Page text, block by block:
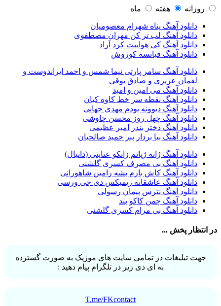
مسعود صادقلو42
مهدی جهانی39
احمد سعیدی39
امین فیاض39
حامد همایون38
بهنام صفوی
شادمهر عقیلی37
پیوند36
راغب36
رضا شیری36
علی زند وکیلی35
علی عباسی33
علی زارعی33
علی ارشدی33
سینا شعبانخانی
سیامک عباسی32
حمید هیراد32
شهرام شکوهی32
امین رستمی31
احمد صفایی31
یاسر محمودی31
امو بند31
سینا سرلک
مجید رضوی
یاس29
روزانه هفته ماه
دانلود آهنگ پناه شهرام معصومیان
دانلود آهنگ لب تر کن مهران مصطفوی
دانلود آهنگ کی هواییت کرد آراد
دانلود آهنگ فیانسه کوروش
دانلود آهنگ سامر پارتی نیما شمس و احمد ایراندوست و
لقمان عزیزی و صادق بوقی
دانلود آهنگ می امین و امید
دانلود آهنگ نقطه سر خط کاوه کیان
دانلود آهنگ دیوونه بودم مهدی جهانی
دانلود آهنگ چهل روز محسن چاوشی
دانلود آهنگ دختر بندر امیر عظیمی
دانلود آهنگ بیا بردار ببر حمید صالحیان
دانلود آهنگ ژانه ژیانم زانکو عنایتی (دانیال)
دانلود آهنگ بی مصرف کسری گلشنی
دانلود آهنگ کاش بازم بشه رامین شاهورانی
دانلود آهنگ عاشقانه ریمیکس دی جی ورسی
دانلود آهنگ نترس پیمان رسولی
دانلود آهنگ چمن کاکو بند
دانلود آهنگ بی مرام کسری گلشنی
در انتظار پخش ...
جهت تبلیغات در تمامی سایت های موزیک به صورت گسترده
به ای دی زیر در تلگرام پیام دهید :
T.me/FKcontact